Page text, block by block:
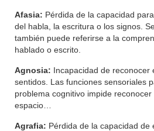
Afasia: Pérdida de la capacidad
del habla, la escritura o los signos.
también puede referirse a la
hablado o escrito.
Agnosia: Incapacidad de reconocer
sentidos. Las funciones sensoriales
problema cognitivo impide
espacio…
Agrafia: Pérdida de la capacidad de